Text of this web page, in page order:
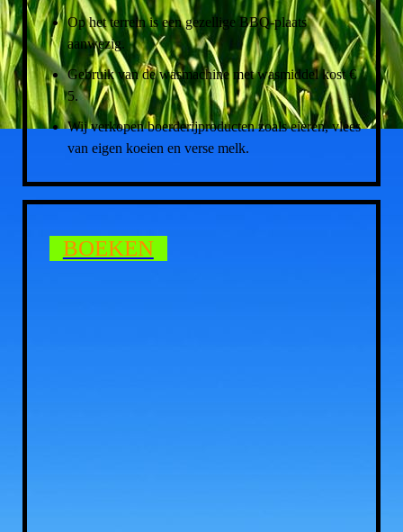
Op het terrein is een gezellige BBQ-plaats
aanwezig.
Gebruik van de wasmachine met wasmiddel kost €
5.
Wij verkopen boerderijproducten zoals eieren, vlees
van eigen koeien en verse melk.
BOEKEN